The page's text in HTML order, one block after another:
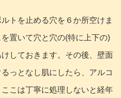
トを止める穴を６か所空けま
置いて穴と穴の(特に上下の)
しておきます。その後、壁面
っとなし肌にしたら、アルコ
こは丁寧に処理しないと経年